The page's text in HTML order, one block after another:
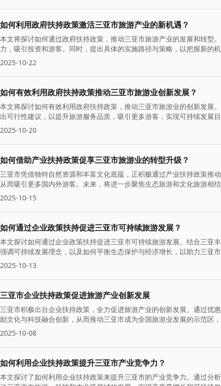
如何利用政府扶持政策激活三亚市旅游产业的新机遇？
本文将探讨如何通过政府扶持政策，推动三亚市旅游产业的发展和转型
力，吸引投资和游客。同时，提出具体的实施路径与策略，以把握新的
2025-10-22
如何有效利用政府扶持政策推动三亚市旅游业创新发展？
本文将探讨如何有效利用政府扶持政策，推动三亚市旅游业的创新发展
出可行性建议，以提升旅游服务品质，吸引更多游客，实现可持续发展
2025-10-20
如何借助产业扶持政策促享三亚市旅游业的转型升级？
三亚市凭借独特自然资源和丰富文化底蕴，正积极通过产业扶持政策推
从而吸引更多国内外游客。未来，将进一步聚焦生态旅游和文化旅游相
2025-10-15
如何通过企业政策扶持促进三亚市可持续旅游发展？
本文探讨如何通过企业政策扶持促进三亚市可持续旅游发展。结合三亚
强调可持续发展理念，以及如何平衡生态保护与经济增长，以助力三亚
2025-10-13
三亚市企业扶持政策促进旅游产业创新发展
三亚市积极出台企业扶持政策，全力促进旅游产业的创新发展。通过优
励文化与科技融合创新，从而推动三亚市成为全国旅游业发展的示范区
2025-10-08
如何利用企业扶持政策提升三亚市产业竞争力？
本文探讨了如何利用企业扶持政策来提升三亚市的产业竞争力。通过分